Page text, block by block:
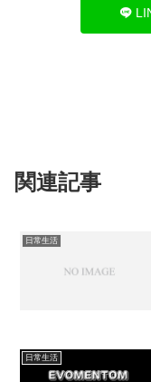
関連記事
日常生活
日常生活